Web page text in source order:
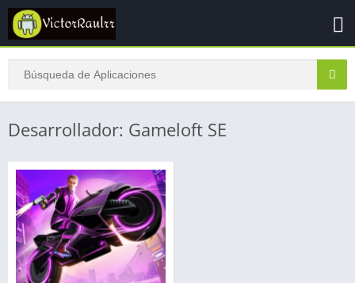
Desarrollador: Gameloft SE